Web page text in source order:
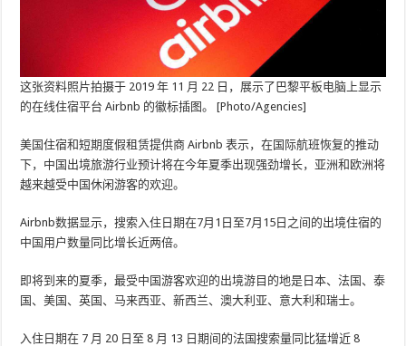
这张资料照片拍摄于 2019 年 11 月 22 日，展示了巴黎平板电脑上显示
的在线住宿平台 Airbnb 的徽标插图。 [Photo/Agencies]
美国住宿和短期度假租赁提供商 Airbnb 表示，在国际航班恢复的推动
下，中国出境旅游行业预计将在今年夏季出现强劲增长，亚洲和欧洲将
越来越受中国休闲游客的欢迎。
Airbnb数据显示，搜索入住日期在7月1日至7月15日之间的出境住宿的
中国用户数量同比增长近两倍。
即将到来的夏季，最受中国游客欢迎的出境游目的地是日本、法国、泰
国、美国、英国、马来西亚、新西兰、澳大利亚、意大利和瑞士。
入住日期在 7 月 20 日至 8 月 13 日期间的法国搜索量同比猛增近 8